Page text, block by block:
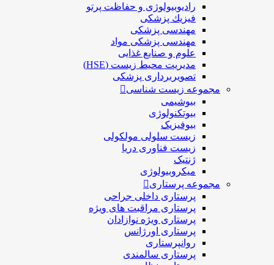
رادیوبیولوژی و حفاظت پرتو
فيزيك پزشکی
مهندسی پزشکی
مهندسی پزشکی مواد
علوم و صنايع غذایی
مدیریت محیط زیست (HSE)
تصویربرداری پزشکی
مجموعه زیست شناسی
بیوشیمی
بیوتکنولوژی
بیوفیزیک
زیست سلولی مولکولی
زیست فناوری دریا
ژنتیک
میکروبیولوژی
مجموعه پرستاری
پرستاری داخلی جراحی
پرستاری مراقبت های ويژه
پرستاری ويژه نوازادان
پرستاری اورژانس
روانپرستاری
پرستاری سالمندی